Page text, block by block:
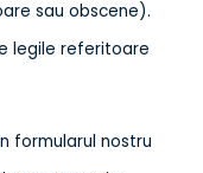
sau obscene).
legile referitoare
formularul nostru